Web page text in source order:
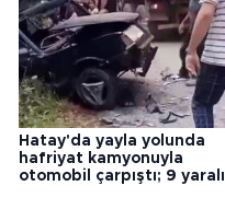
Hatay'da yayla yolunda
hafriyat kamyonuyla
otomobil çarpıştı; 9 yaralı